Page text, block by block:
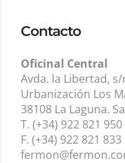
Contacto
Oficinal Central
Avda. la Libertad, s/
Urbanización Los
38108 La Laguna.
T. (+34) 922 821 950
F. (+34) 922 821 833